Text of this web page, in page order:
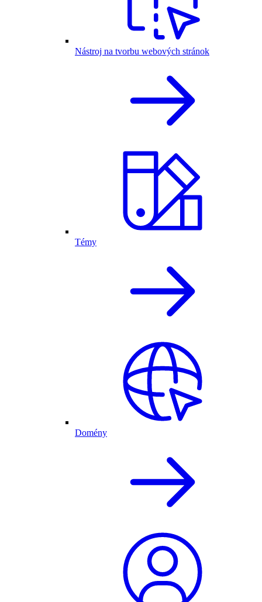
Nástroj na tvorbu webových stránok
Témy
Domény